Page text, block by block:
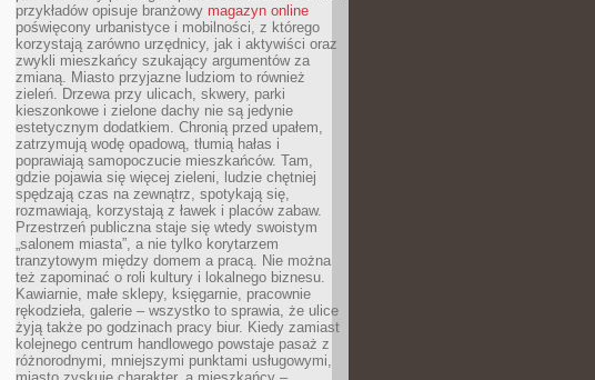
przykładów opisuje branżowy magazyn online
poświęcony urbanistyce i mobilności, z którego
korzystają zarówno urzędnicy, jak i aktywiści oraz
zwykli mieszkańcy szukający argumentów za
zmianą. Miasto przyjazne ludziom to również
zieleń. Drzewa przy ulicach, skwery, parki
kieszonkowe i zielone dachy nie są jedynie
estetycznym dodatkiem. Chronią przed upałem,
zatrzymują wodę opadową, tłumią hałas i
poprawiają samopoczucie mieszkańców. Tam,
gdzie pojawia się więcej zieleni, ludzie chętniej
spędzają czas na zewnątrz, spotykają się,
rozmawiają, korzystają z ławek i placów zabaw.
Przestrzeń publiczna staje się wtedy swoistym
„salonem miasta”, a nie tylko korytarzem
tranzytowym między domem a pracą. Nie można
też zapominać o roli kultury i lokalnego biznesu.
Kawiarnie, małe sklepy, księgarnie, pracownie
rękodzieła, galerie – wszystko to sprawia, że ulice
żyją także po godzinach pracy biur. Kiedy zamiast
kolejnego centrum handlowego powstaje pasaż z
różnorodnymi, mniejszymi punktami usługowymi,